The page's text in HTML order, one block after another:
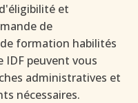
et
de
formation habilités
IDF peuvent vous
administratives et
nécessaires.